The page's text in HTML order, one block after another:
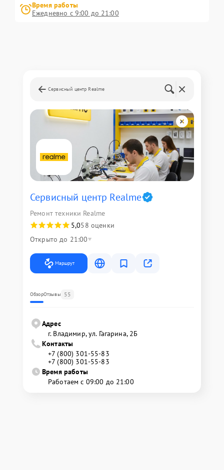
Время работы
Ежедневно с 9:00 до 21:00
Сервисный центр Realme
Сервисный центр Realme
Ремонт техники Realme
5,058 оценки
Открыто до 21:00
Маршрут
ОбзорОтзывы 55
Адрес
г. Владимир, ул. Гагарина, 2Б
Контакты
+7 (800) 301-55-83
+7 (800) 301-55-83
Время работы
Работаем с 09:00 до 21:00